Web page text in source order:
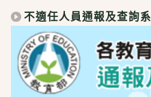
不適任人員通報及查詢